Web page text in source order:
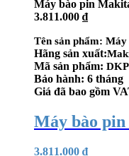
Máy bào pin
3.811.000 ₫
Tên sản phẩm: Máy
Hãng sản xuất:
Mã sản phẩm:
Bảo hành: 6 tháng
Giá đã bao gồm
Máy bào
3.811.000 ₫